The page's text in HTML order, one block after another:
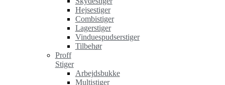
Hejsestiger
Combistiger
Lagerstiger
Vinduespudserstiger
Tilbehør
Proff
Stiger
Arbejdsbukke
Multistiger